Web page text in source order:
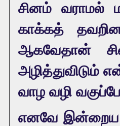
சினம்
காக்கத்
ஆகவேதான்
அழித்துவிடும்
வாழ வழி
எனவே இன்றைய